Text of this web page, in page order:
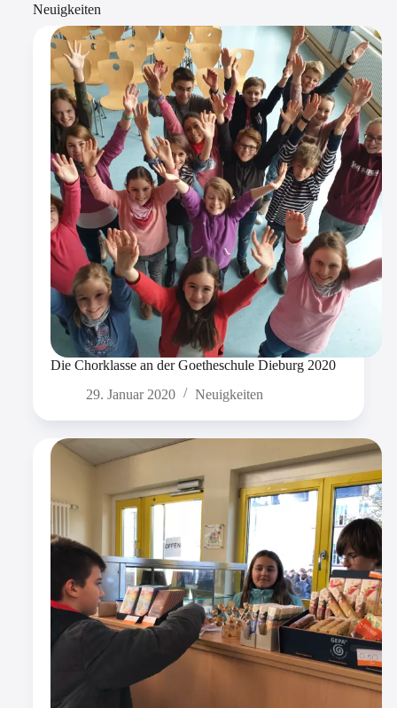
Neuigkeiten
Die Chorklasse an der Goetheschule Dieburg 2020
29. Januar 2020
Neuigkeiten